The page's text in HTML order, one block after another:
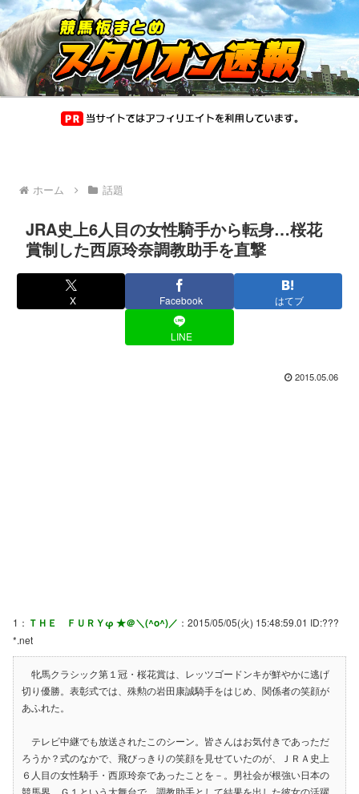
ホーム 話題
JRA史上6人目の女性騎手から転身…桜花
賞制した西原玲奈調教助手を直撃
X Facebook はてブ
LINE
2015.05.06
1： ＴＨＥ ＦＵＲＹφ ★＠＼(^o^)／ ：2015/05/05(火) 15:48:59.01 ID:???
*.net
牝馬クラシック第１冠・桜花賞は、レッツゴードンキが鮮やかに逃げ
切り優勝。表彰式では、殊勲の岩田康誠騎手をはじめ、関係者の笑顔が
あふれた。
テレビ中継でも放送されたこのシーン。皆さんはお気付きであっただ
ろうか？式のなかで、飛びっきりの笑顔を見せていたのが、ＪＲＡ史上
６人目の女性騎手・西原玲奈であったことを－。男社会が根強い日本の
競馬界。Ｇ１という大舞台で、調教助手として結果を出した彼女の活躍